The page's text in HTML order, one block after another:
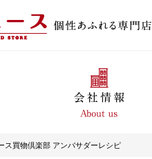
ス買物倶楽部 アンバサダーレシピ